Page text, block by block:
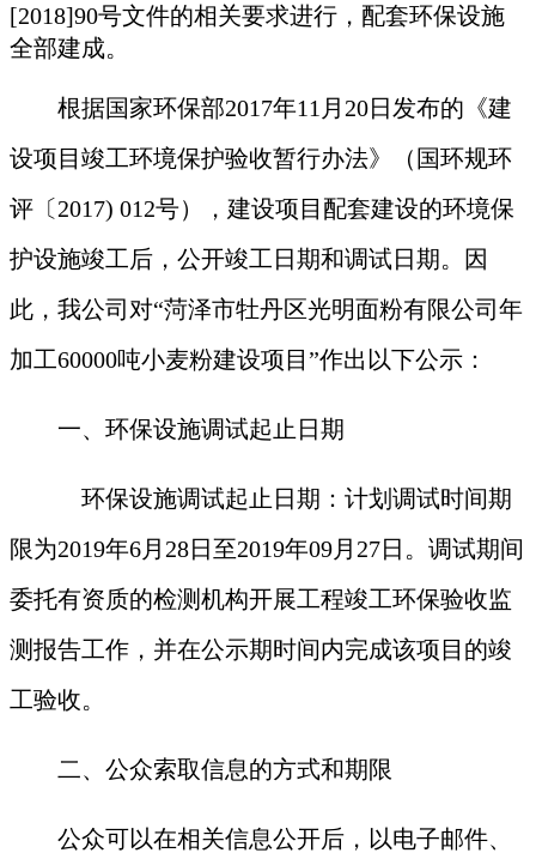
[2018]90号文件的相关要求进行，配套环保设施
全部建成。
根据国家环保部2017年11月20日发布的《建
设项目竣工环境保护验收暂行办法》（国环规环
评〔2017) 012号），建设项目配套建设的环境保
护设施竣工后，公开竣工日期和调试日期。因
此，我公司对“菏泽市牡丹区光明面粉有限公司年
加工60000吨小麦粉建设项目 ”作出以下公示：
一、环保设施调试起止日期
环保设施调试起止日期：计划调试时间期
限为2019年6月 28日至2019年09月 27日。调试期间
委托有资质的检测机构开展工程竣工环保验收监
测报告工作，并在公示期时间内完成该项目的竣
工验收。
二、公众索取信息的方式和期限
公众可以在相关信息公开后，以电子邮件、